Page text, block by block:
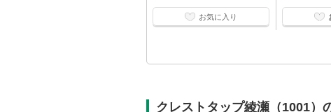
お気に入り
クレストタップ綾瀬（1001）